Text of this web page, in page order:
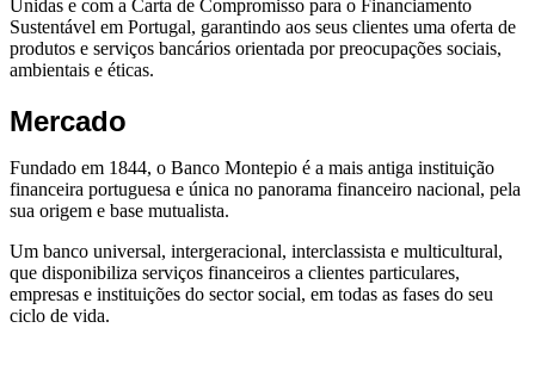
Unidas e com a Carta de Compromisso para o Financiamento
Sustentável em Portugal, garantindo aos seus clientes uma oferta de
produtos e serviços bancários orientada por preocupações sociais,
ambientais e éticas.
Mercado
Fundado em 1844, o Banco Montepio é a mais antiga instituição
financeira portuguesa e única no panorama financeiro nacional, pela
sua origem e base mutualista.
Um banco universal, intergeracional, interclassista e multicultural,
que disponibiliza serviços financeiros a clientes particulares,
empresas e instituições do sector social, em todas as fases do seu
ciclo de vida.